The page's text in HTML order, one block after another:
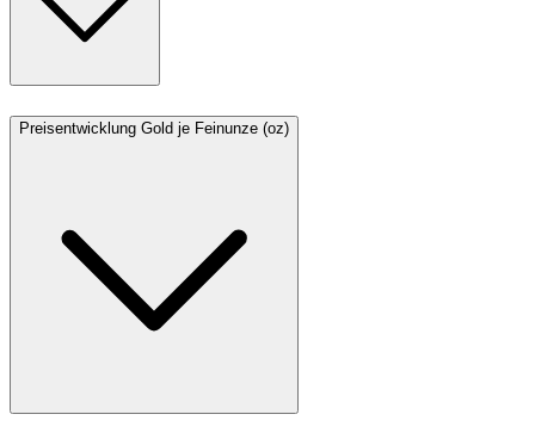
Preisentwicklung Gold je Feinunze (oz)